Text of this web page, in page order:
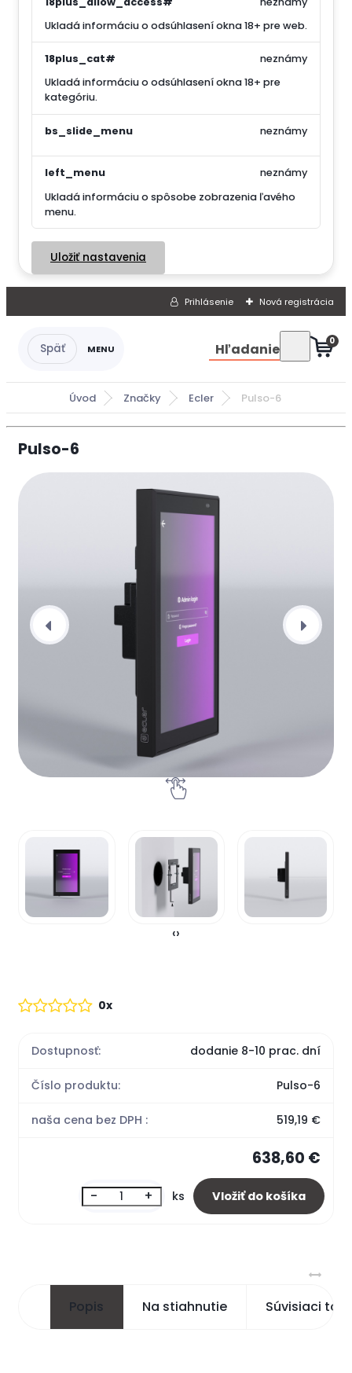
Ukladá informáciu o odsúhlasení okna 18+ pre web.
18plus_cat#
Ukladá informáciu o odsúhlasení okna 18+ pre
kategóriu.
neznámy
bs_slide_menu neznámy
left_menu
Ukladá informáciu o spôsobe zobrazenia ľavého
menu.
neznámy
Uložiť nastavenia
Prihlásenie Nová registrácia
Hľadanie 0
Úvod Značky Ecler Pulso-6
Pulso-6
‹›
0x
Dostupnosť: dodanie 8-10 prac. dní
Číslo produktu: Pulso-6
naša cena bez DPH : 519,19 €
638,60 €
- + ks
Popis Na stiahnutie Súvisiaci